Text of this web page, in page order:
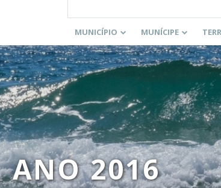
MUNICÍPIO MUNÍCIPE
ANO 2016